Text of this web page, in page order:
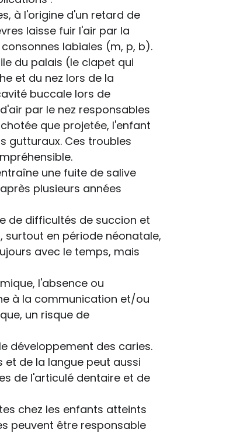
à l'origine d'un retard de
laisse fuir l'air par la
labiales (m, p, b).
du palais (le clapet qui
et du nez lors de la
buccale lors de
par le nez responsables
que projetée, l'enfant
gutturaux. Ces troubles
une fuite de salive
plusieurs années
de difficultés de succion et
en période néonatale,
avec le temps, mais
l'absence ou
à la communication et/ou
un risque de
développement des caries.
et de la langue peut aussi
de l'articulé dentaire et de
chez les enfants atteints
peuvent être responsable